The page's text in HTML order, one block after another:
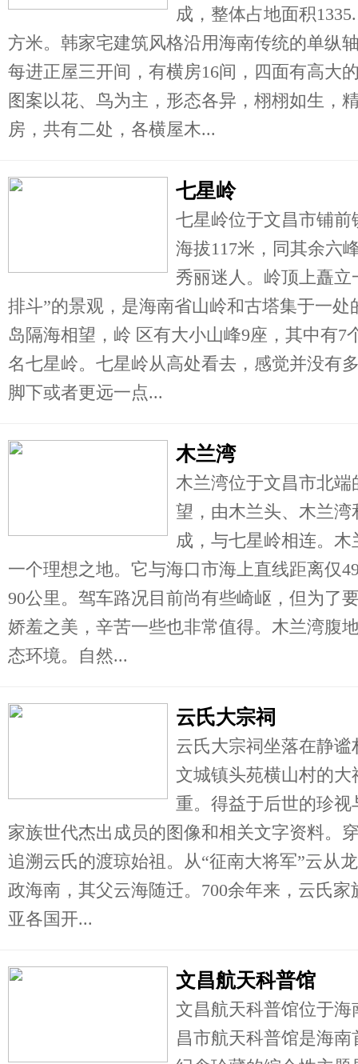
成，整体占地面积
方米。韩家宅建筑风格沿用海南传统的单纵
每进正屋三开间，有横房16间，四面有高大
图案以花、鸟为主，形态各异，栩栩如生，
房，共有二处，各横屋木...
七星岭
七星岭位于文昌市铺
海拔117米，同其余六
秀丽迷人。岭顶上矗
排斗”的景观，是海南省山岭和古塔集于一
岛隔海相望，岭 区有大小山峰9座，其中有7
名七星岭。七星岭从高处看去，感觉并没有
脚下或者更远一点...
木兰湾
木兰湾位于文昌市北
望，由木兰头、木兰
成，与七星岭相连。
一个理想之地。它与海口市海上直线距离仅
90公里。驾车路况目前尚有些崎岖，但为了
娇羞之美，辛苦一些也非常值得。木兰湾腹
态环境。自然...
云氏大宗祠
云氏大宗祠坐落在静
文城镇头苑横山村的
重。得益于后世的珍
家族世代杰出成员的图像和相关文字资料。
追溯云氏的渡琼始祖。从“征南大将军”云从
政海南，其父云海随迁。700余年来，云氏
亚各国开...
文昌航天科普馆
文昌航天科普馆位于海
昌市航天科普馆是海